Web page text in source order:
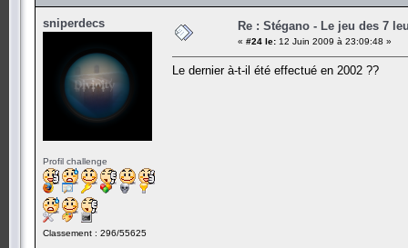
sniperdecs
Profil challenge
Classement : 296/55625
Re : Stégano - Le jeu des 7
« #24 le: 12 Juin 2009 à 23:09:48 »
Le dernier à-t-il été effectué en 2002 ??